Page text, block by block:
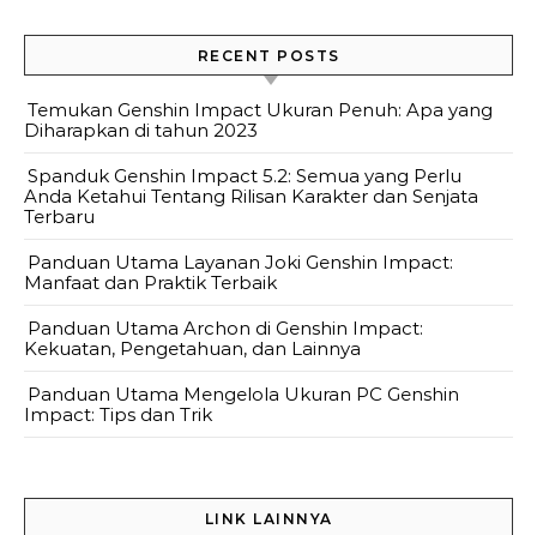
RECENT POSTS
Temukan Genshin Impact Ukuran Penuh: Apa yang
Diharapkan di tahun 2023
Spanduk Genshin Impact 5.2: Semua yang Perlu
Anda Ketahui Tentang Rilisan Karakter dan Senjata
Terbaru
Panduan Utama Layanan Joki Genshin Impact:
Manfaat dan Praktik Terbaik
Panduan Utama Archon di Genshin Impact:
Kekuatan, Pengetahuan, dan Lainnya
Panduan Utama Mengelola Ukuran PC Genshin
Impact: Tips dan Trik
LINK LAINNYA